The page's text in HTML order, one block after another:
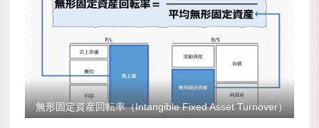
無形固定資産回転率（Intangible Fixed Asset Turnover）